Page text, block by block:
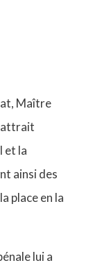
Maître
attrait
et la
ainsi des
place en la
lui a